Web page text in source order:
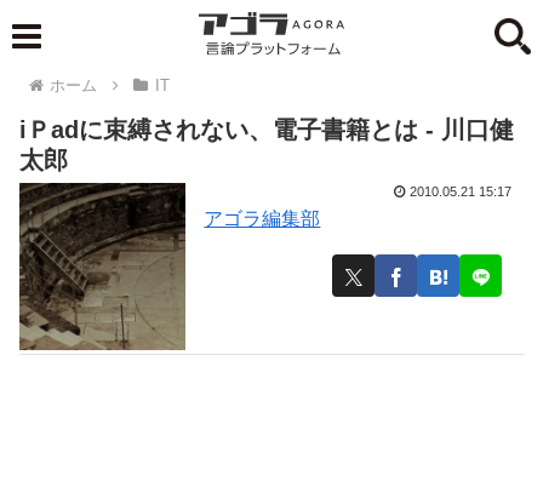
ホーム IT
iＰadに束縛されない、電子書籍とは - 川口健
太郎
アゴラ編集部
2010.05.21 15:17